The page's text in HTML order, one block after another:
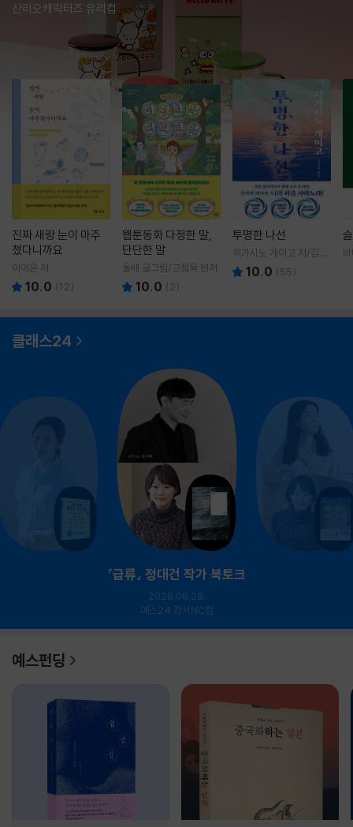
산리오캐릭터즈 유리컵
진짜 새랑 눈이 마주
쳤다니까요
이이은 저
10.0 (12)
웹툰동화 다정한 말,
단단한 말
돌배 글그림/고정욱 원저
10.0 ( 2)
투명한 나선
히가시노 게이고 저/김선
영 역10.0 (55)
클래스24
『급류』 정대건 작가 북토크
2026.08.28.
예스24 강서NC점
예스펀딩